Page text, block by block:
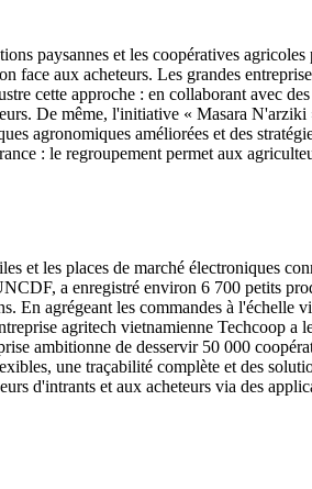
paysannes et les coopératives
aux acheteurs. Les grandes
cette approche : en collaborant avec
De même, l'initiative « Masara
agronomiques améliorées et des
: le regroupement permet aux
et les places de marché électroniques
a enregistré environ 6 700 petits
En agrégeant les commandes à l'échelle
agritech vietnamienne Techcoop a
ambitionne de desservir 50 000
une traçabilité complète et des
d'intrants et aux acheteurs via des